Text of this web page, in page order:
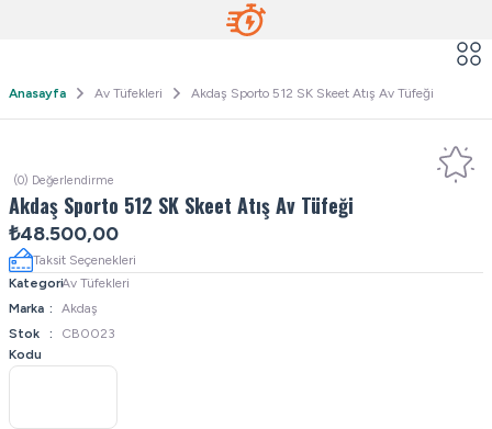
Anasayfa Av Tüfekleri Akdaş Sporto 512 SK Skeet Atış Av Tüfeği
(0) Değerlendirme
Akdaş Sporto 512 SK Skeet Atış Av Tüfeği
₺48.500,00
Taksit Seçenekleri
KategoriAv Tüfekleri
Marka
Akdaş
Stok
Kodu
CB0023